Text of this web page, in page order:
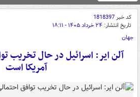
کد خبر1818397
تاریخ انتشار: ۲۴ خرداد ۱۴۰۵ - ۱۸:۱۱
جهان
آلن ایر: اسرائیل در حال تخریب
آمریکا است